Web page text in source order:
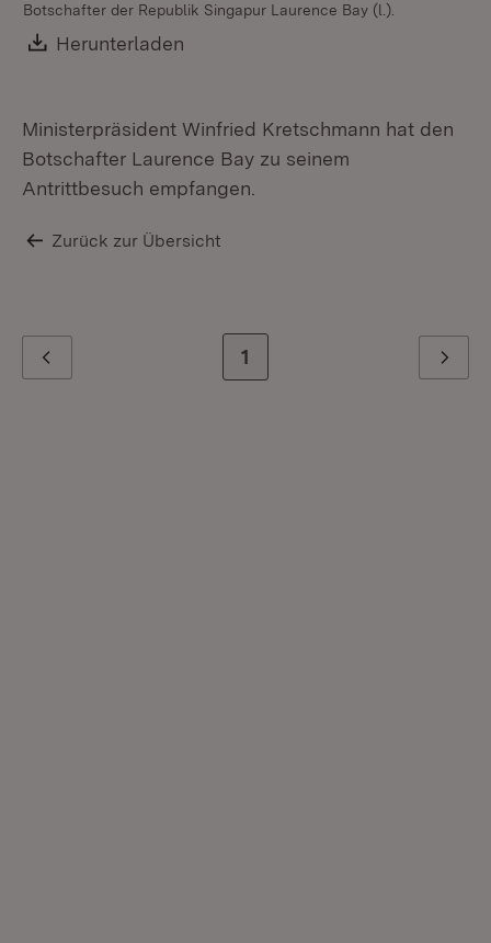
Botschafter der Republik Singapur Laurence Bay (l.).
Download:
Herunterladen
Ministerpräsident Winfried Kretschmann hat den
Botschafter Laurence Bay zu seinem
Antrittbesuch empfangen.
Zurück zur Übersicht
Zur letzten Seite
1 Weiter